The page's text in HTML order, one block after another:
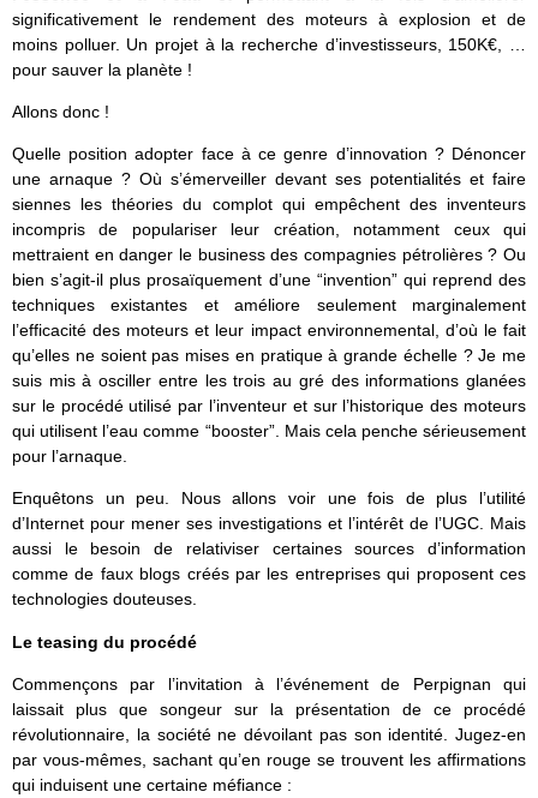
significativement le rendement des moteurs à explosion et de
moins polluer. Un projet à la recherche d’investisseurs, 150K€, …
pour sauver la planète !
Allons donc !
Quelle position adopter face à ce genre d’innovation ? Dénoncer
une arnaque ? Où s’émerveiller devant ses potentialités et faire
siennes les théories du complot qui empêchent des inventeurs
incompris de populariser leur création, notamment ceux qui
mettraient en danger le business des compagnies pétrolières ? Ou
bien s’agit-il plus prosaïquement d’une “invention” qui reprend des
techniques existantes et améliore seulement marginalement
l’efficacité des moteurs et leur impact environnemental, d’où le fait
qu’elles ne soient pas mises en pratique à grande échelle ? Je me
suis mis à osciller entre les trois au gré des informations glanées
sur le procédé utilisé par l’inventeur et sur l’historique des moteurs
qui utilisent l’eau comme “booster”. Mais cela penche sérieusement
pour l’arnaque.
Enquêtons un peu. Nous allons voir une fois de plus l’utilité
d’Internet pour mener ses investigations et l’intérêt de l’UGC. Mais
aussi le besoin de relativiser certaines sources d’information
comme de faux blogs créés par les entreprises qui proposent ces
technologies douteuses.
Le teasing du procédé
Commençons par l’invitation à l’événement de Perpignan qui
laissait plus que songeur sur la présentation de ce procédé
révolutionnaire, la société ne dévoilant pas son identité. Jugez-en
par vous-mêmes, sachant qu’en rouge se trouvent les affirmations
qui induisent une certaine méfiance :